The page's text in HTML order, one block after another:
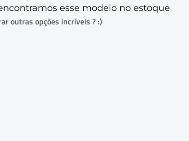
esse modelo no estoque
outras opções incríveis ? :)